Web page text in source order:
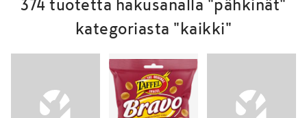
374 tuotetta hakusanalla "pähkinät"
kategoriasta "kaikki"